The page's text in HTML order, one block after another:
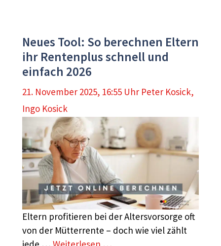
Neues Tool: So berechnen Eltern
ihr Rentenplus schnell und
einfach 2026
21. November 2025, 16:55 Uhr Peter Kosick,
Ingo Kosick
Eltern profitieren bei der Altersvorsorge oft
von der Mütterrente – doch wie viel zählt